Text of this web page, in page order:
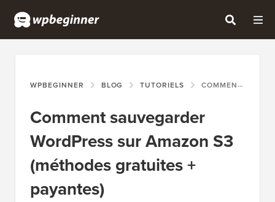
WPBEGINNER BLOG TUTORIELS COMMENT SAUVEGARDER WORDPRESS SUR AMAZON S3 (MÉTHODES GRATUITES + PAYANTES)
Comment sauvegarder
WordPress sur Amazon S3
(méthodes gratuites +
payantes)